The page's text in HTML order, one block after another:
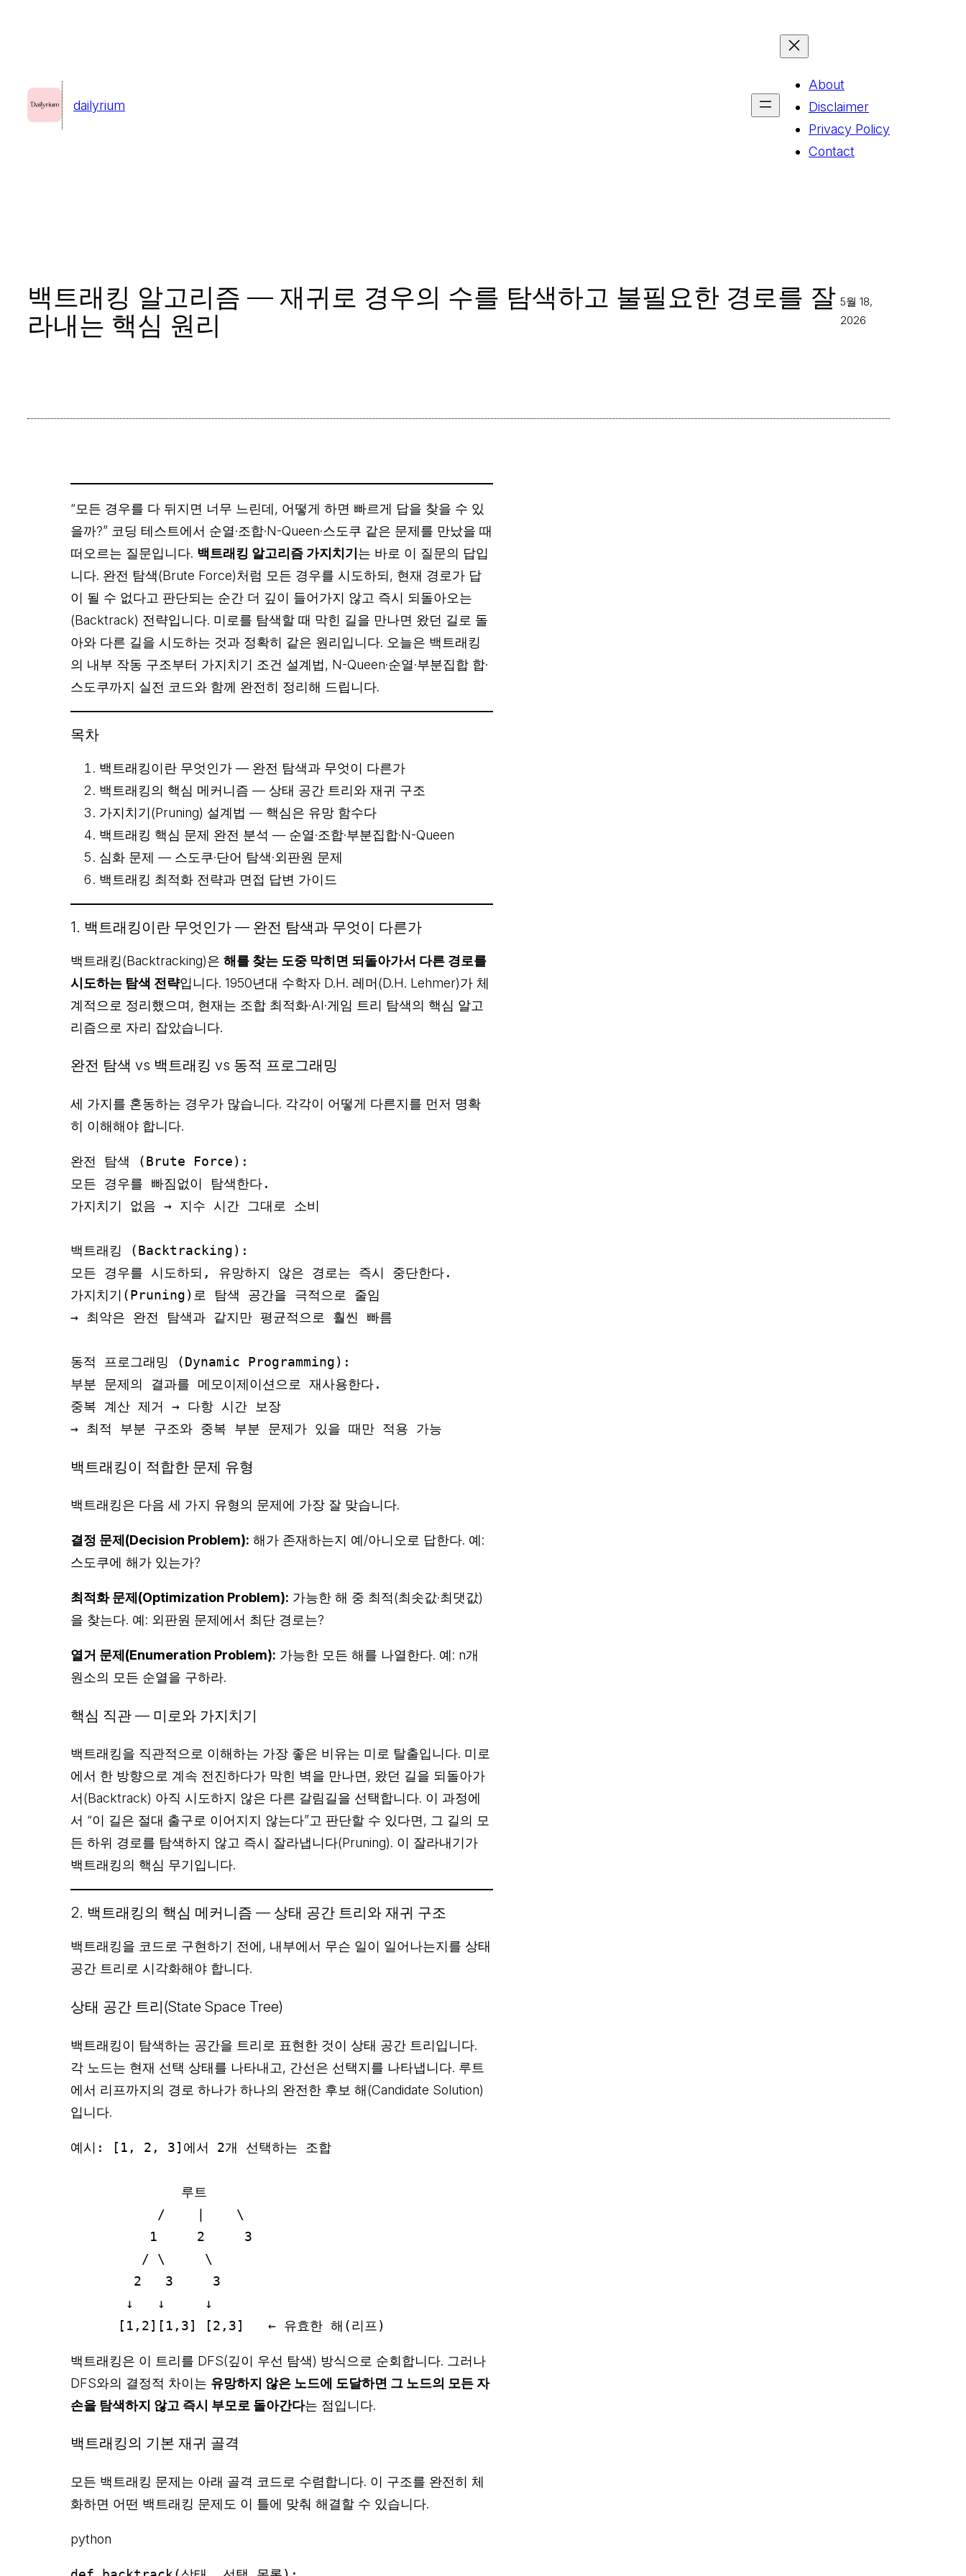
dailyrium
About
Disclaimer
Privacy Policy
Contact
백트래킹 알고리즘 — 재귀로 경우의 수를 탐색하고 불필요한 경로를 잘
라내는 핵심 원리
5월 18,
2026
“모든 경우를 다 뒤지면 너무 느린데, 어떻게 하면 빠르게 답을 찾을 수 있
을까?” 코딩 테스트에서 순열·조합·N-Queen·스도쿠 같은 문제를 만났을 때
떠오르는 질문입니다. 백트래킹 알고리즘 가지치기는 바로 이 질문의 답입
니다. 완전 탐색(Brute Force)처럼 모든 경우를 시도하되, 현재 경로가 답
이 될 수 없다고 판단되는 순간 더 깊이 들어가지 않고 즉시 되돌아오는
(Backtrack) 전략입니다. 미로를 탐색할 때 막힌 길을 만나면 왔던 길로 돌
아와 다른 길을 시도하는 것과 정확히 같은 원리입니다. 오늘은 백트래킹
의 내부 작동 구조부터 가지치기 조건 설계법, N-Queen·순열·부분집합 합·
스도쿠까지 실전 코드와 함께 완전히 정리해 드립니다.
목차
백트래킹이란 무엇인가 — 완전 탐색과 무엇이 다른가
백트래킹의 핵심 메커니즘 — 상태 공간 트리와 재귀 구조
가지치기(Pruning) 설계법 — 핵심은 유망 함수다
백트래킹 핵심 문제 완전 분석 — 순열·조합·부분집합·N-Queen
심화 문제 — 스도쿠·단어 탐색·외판원 문제
백트래킹 최적화 전략과 면접 답변 가이드
1. 백트래킹이란 무엇인가 — 완전 탐색과 무엇이 다른가
백트래킹(Backtracking)은 해를 찾는 도중 막히면 되돌아가서 다른 경로를
시도하는 탐색 전략입니다. 1950년대 수학자 D.H. 레머(D.H. Lehmer)가 체
계적으로 정리했으며, 현재는 조합 최적화·AI·게임 트리 탐색의 핵심 알고
리즘으로 자리 잡았습니다.
완전 탐색 vs 백트래킹 vs 동적 프로그래밍
세 가지를 혼동하는 경우가 많습니다. 각각이 어떻게 다른지를 먼저 명확
히 이해해야 합니다.
완전 탐색 (Brute Force):
모든 경우를 빠짐없이 탐색한다.
가지치기 없음 → 지수 시간 그대로 소비
백트래킹 (Backtracking):
모든 경우를 시도하되, 유망하지 않은 경로는 즉시 중단한다.
가지치기(Pruning)로 탐색 공간을 극적으로 줄임
→ 최악은 완전 탐색과 같지만 평균적으로 훨씬 빠름
동적 프로그래밍 (Dynamic Programming):
부분 문제의 결과를 메모이제이션으로 재사용한다.
중복 계산 제거 → 다항 시간 보장
백트래킹이 적합한 문제 유형
백트래킹은 다음 세 가지 유형의 문제에 가장 잘 맞습니다.
결정 문제(Decision Problem): 해가 존재하는지 예/아니오로 답한다. 예:
스도쿠에 해가 있는가?
최적화 문제(Optimization Problem): 가능한 해 중 최적(최솟값·최댓값)
을 찾는다. 예: 외판원 문제에서 최단 경로는?
열거 문제(Enumeration Problem): 가능한 모든 해를 나열한다. 예: n개
원소의 모든 순열을 구하라.
핵심 직관 — 미로와 가지치기
백트래킹을 직관적으로 이해하는 가장 좋은 비유는 미로 탈출입니다. 미로
에서 한 방향으로 계속 전진하다가 막힌 벽을 만나면, 왔던 길을 되돌아가
서(Backtrack) 아직 시도하지 않은 다른 갈림길을 선택합니다. 이 과정에
서 “이 길은 절대 출구로 이어지지 않는다”고 판단할 수 있다면, 그 길의 모
든 하위 경로를 탐색하지 않고 즉시 잘라냅니다(Pruning). 이 잘라내기가
백트래킹의 핵심 무기입니다.
2. 백트래킹의 핵심 메커니즘 — 상태 공간 트리와 재귀 구조
백트래킹을 코드로 구현하기 전에, 내부에서 무슨 일이 일어나는지를 상태
공간 트리로 시각화해야 합니다.
상태 공간 트리(State Space Tree)
백트래킹이 탐색하는 공간을 트리로 표현한 것이 상태 공간 트리입니다.
각 노드는 현재 선택 상태를 나타내고, 간선은 선택지를 나타냅니다. 루트
에서 리프까지의 경로 하나가 하나의 완전한 후보 해(Candidate Solution)
입니다.
예시: [1, 2, 3]에서 2개 선택하는 조합
              루트
           /    |    \
          1     2     3
         / \     \
        2   3     3
       ↓   ↓     ↓
백트래킹은 이 트리를 DFS(깊이 우선 탐색) 방식으로 순회합니다. 그러나
DFS와의 결정적 차이는 유망하지 않은 노드에 도달하면 그 노드의 모든 자
손을 탐색하지 않고 즉시 부모로 돌아간다는 점입니다.
백트래킹의 기본 재귀 골격
모든 백트래킹 문제는 아래 골격 코드로 수렴합니다. 이 구조를 완전히 체
화하면 어떤 백트래킹 문제도 이 틀에 맞춰 해결할 수 있습니다.
python